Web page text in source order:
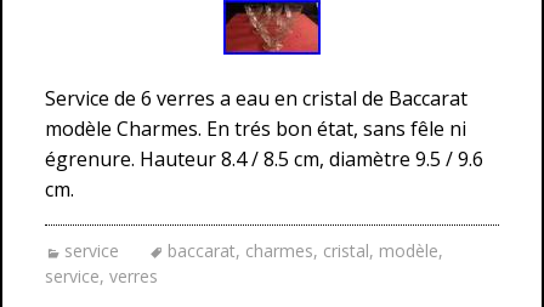
Service de 6 verres a eau en cristal de Baccarat
modèle Charmes. En trés bon état, sans fêle ni
égrenure. Hauteur 8.4 / 8.5 cm, diamètre 9.5 / 9.6
cm.
service baccarat, charmes, cristal, modèle,
service, verres